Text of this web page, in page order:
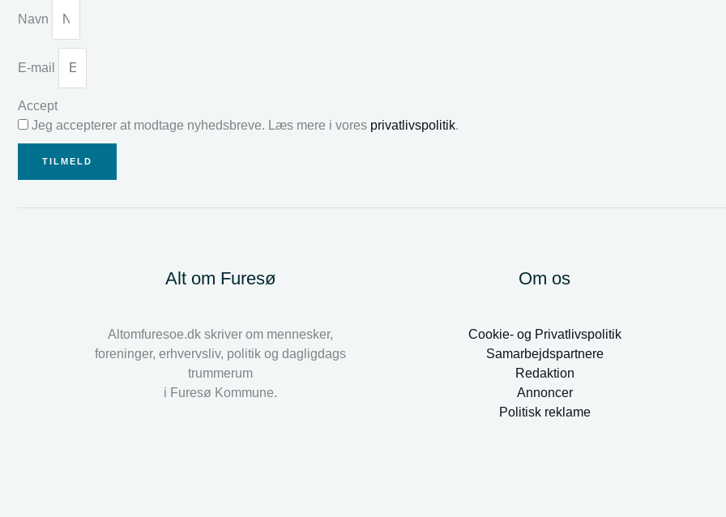
Navn
E-mail
Accept
Jeg accepterer at modtage nyhedsbreve. Læs mere i vores privatlivspolitik.
TILMELD
Alt om Furesø
Altomfuresoe.dk skriver om mennesker,
foreninger, erhvervsliv, politik og dagligdags
trummerum
i Furesø Kommune.
Om os
Cookie- og Privatlivspolitik
Samarbejdspartnere
Redaktion
Annoncer
Politisk reklame